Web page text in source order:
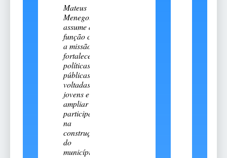
Mateus
Menegotto
assume a
função com
a missão de
fortalecer
políticas
públicas
voltadas aos
jovens e
ampliar sua
participação
na
construção
do
município